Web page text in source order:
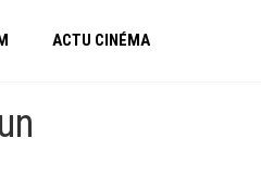
ACTU CINÉMA